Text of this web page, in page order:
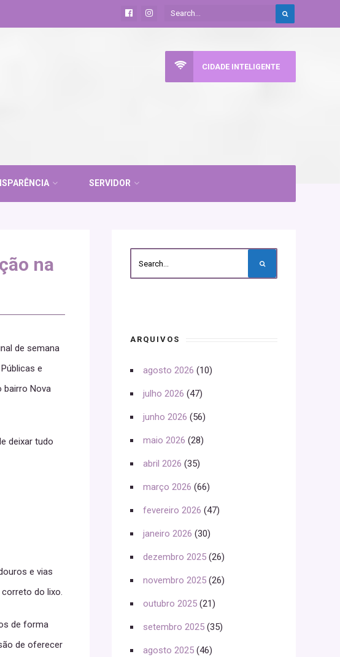
SERVIDOR
CIDADE INTELIGENTE
na
de semana
e
bairro Nova
deixar tudo
e vias
do lixo.
de forma
de oferecer
ARQUIVOS
agosto 2026 (10)
julho 2026 (47)
junho 2026 (56)
maio 2026 (28)
abril 2026 (35)
março 2026 (66)
fevereiro 2026 (47)
janeiro 2026 (30)
dezembro 2025 (26)
novembro 2025 (26)
outubro 2025 (21)
setembro 2025 (35)
agosto 2025 (46)